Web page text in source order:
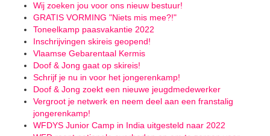
Wij zoeken jou voor ons nieuw bestuur!
GRATIS VORMING "Niets mis mee?!"
Toneelkamp paasvakantie 2022
Inschrijvingen skireis geopend!
Vlaamse Gebarentaal Kermis
Doof & Jong gaat op skireis!
Schrijf je nu in voor het jongerenkamp!
Doof & Jong zoekt een nieuwe jeugdmedewerker
Vergroot je netwerk en neem deel aan een franstalig
jongerenkamp!
WFDYS Junior Camp in India uitgesteld naar 2022